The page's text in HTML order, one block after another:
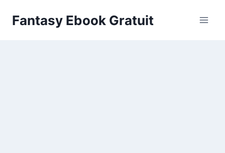
Fantasy Ebook Gratuit